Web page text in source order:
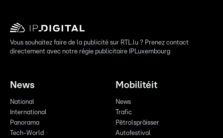
Vous souhaitez faire de la publicité sur RTL.lu ? Prenez contact
directement avec notre régie publicitaire IPLuxembourg
News
National
International
Panorama
Tech-World
Mobilitéit
News
Trafic
Pëtrolspräisser
Autofestival